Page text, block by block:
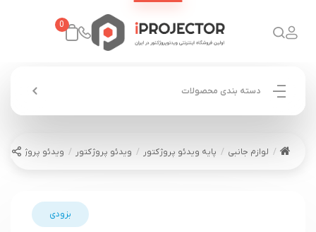
0
دسته بندی محصولات
لوازم جانبی پایه ویدئو پروژکتور ویدئو پروژکتور ویدئو
بزودی